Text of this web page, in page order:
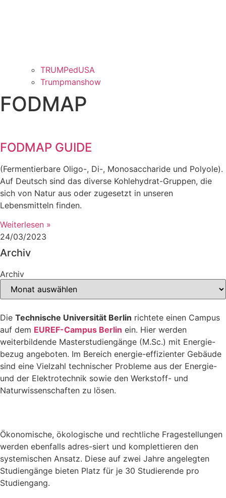
TRUMPedUSA
Trumpmanshow
FODMAP
FODMAP GUIDE
(Fermentierbare Oligo-, Di-, Monosaccharide und Polyole).
Auf Deutsch sind das diverse Kohlehydrat-Gruppen, die
sich von Natur aus oder zugesetzt in unseren
Lebensmitteln finden.
Weiterlesen »
24/03/2023
Archiv
Archiv
Die Technische Universität Berlin richtete einen Campus
auf dem EUREF-Campus Berlin ein. Hier werden
weiterbildende Masterstudiengänge (M.Sc.) mit Energie-
bezug angeboten. Im Bereich energie-effizienter Gebäude
sind eine Vielzahl technischer Probleme aus der Energie-
und der Elektrotechnik sowie den Werkstoff- und
Naturwissenschaften zu lösen.
Ökonomische, ökologische und rechtliche Fragestellungen
werden ebenfalls adres-siert und komplettieren den
systemischen Ansatz. Diese auf zwei Jahre angelegten
Studiengänge bieten Platz für je 30 Studierende pro
Studiengang.